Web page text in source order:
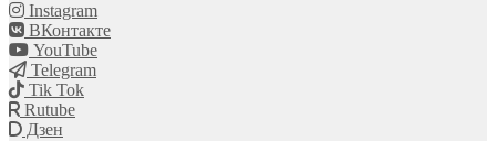
Instagram
ВКонтакте
YouTube
Telegram
Tik Tok
Rutube
Дзен